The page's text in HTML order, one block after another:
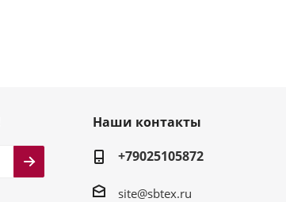
Наши контакты
+79025105872
site@sbtex.ru